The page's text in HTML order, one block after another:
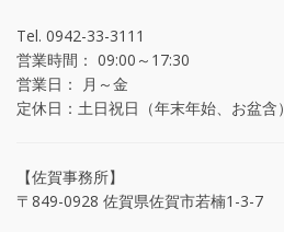
Tel. 0942-33-3111
営業時間： 09:00～17:30
営業日： 月～金
定休日：土日祝日（年末年始、お盆含）
【佐賀事務所】
〒849-0928 佐賀県佐賀市若楠1-3-7